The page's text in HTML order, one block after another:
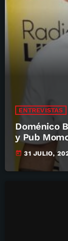
ENTREVISTAS
Doménico
y Pub
today 31 JULIO,